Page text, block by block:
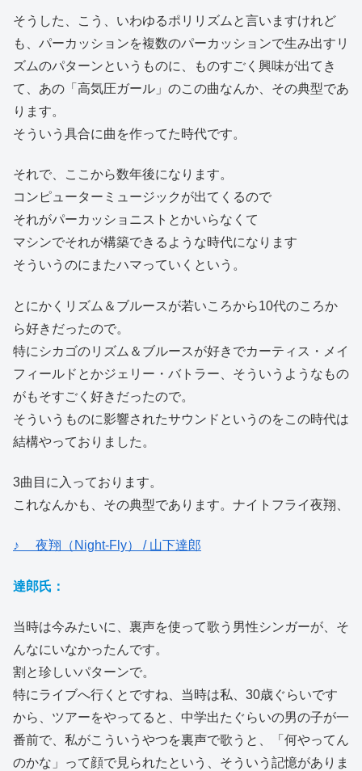
そうした、こう、いわゆるポリリズムと言いますけれど
も、パーカッションを複数のパーカッションで生み出すリ
ズムのパターンというものに、ものすごく興味が出てき
て、あの「高気圧ガール」のこの曲なんか、その典型であ
ります。
そういう具合に曲を作ってた時代です。
それで、ここから数年後になります。
コンピューターミュージックが出てくるので
それがパーカッショニストとかいらなくて
マシンでそれが構築できるような時代になります
そういうのにまたハマっていくという。
とにかくリズム＆ブルースが若いころから10代のころか
ら好きだったので。
特にシカゴのリズム＆ブルースが好きでカーティス・メイ
フィールドとかジェリー・バトラー、そういうようなもの
がもそすごく好きだったので。
そういうものに影響されたサウンドというのをこの時代は
結構やっておりました。
3曲目に入っております。
これなんかも、その典型であります。ナイトフライ夜翔、
♪ 夜翔（Night-Fly） / 山下達郎
達郎氏：
当時は今みたいに、裏声を使って歌う男性シンガーが、そ
んなにいなかったんです。
割と珍しいパターンで。
特にライブへ行くとですね、当時は私、30歳ぐらいです
から、ツアーをやってると、中学出たぐらいの男の子が一
番前で、私がこういうやつを裏声で歌うと、「何やってん
のかな」って顔で見られたという、そういう記憶がありま